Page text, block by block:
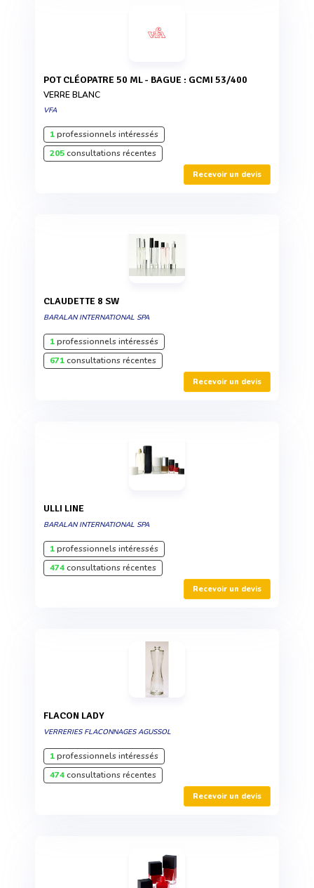
POT CLÉOPATRE 50 ML - BAGUE : GCMI 53/400
VERRE BLANC
VFA
1professionnels intéressés
205consultations récentes
Recevoir un devis
CLAUDETTE 8 SW
BARALAN INTERNATIONAL SPA
1professionnels intéressés
671consultations récentes
Recevoir un devis
ULLI LINE
BARALAN INTERNATIONAL SPA
1professionnels intéressés
474consultations récentes
Recevoir un devis
FLACON LADY
VERRERIES FLACONNAGES AGUSSOL
1professionnels intéressés
474consultations récentes
Recevoir un devis